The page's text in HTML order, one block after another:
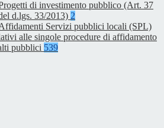
di investimento pubblico (Art. 37
d.lgs. 33/2013) 2
Servizi pubblici locali (SPL)
alle singole procedure di affidamento
pubblici 539